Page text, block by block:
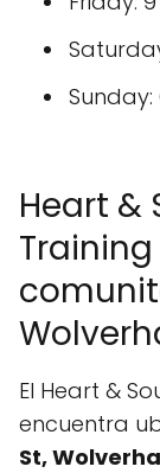
Sunday:
Heart &
El Heart &
encuentra
St,